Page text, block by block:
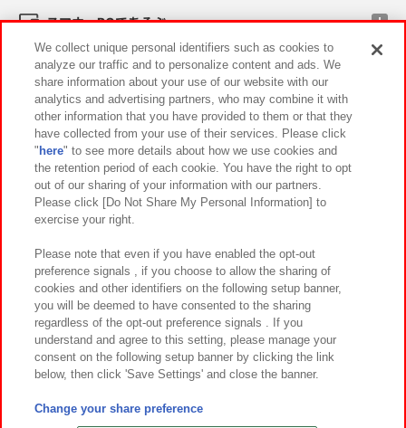
スマホ・PCであそぶ
イベント・キャンペーン
関連会社 サステナビリティ サイトポリシー
プライバシーポリシー ウェブアクセシビリティ方針と検証結果
お取引先さまとともに
カスタマーハラスメント対応方針 よくあるご質問・お問い合わせ
©Bandai Namco Amusement Inc.
©Bandai Namco Amusement Lab Inc.
We collect unique personal identifiers such as cookies to
analyze our traffic and to personalize content and ads. We
share information about your use of our website with our
analytics and advertising partners, who may combine it with
other information that you have provided to them or that they
have collected from your use of their services. Please click
" here" to see more details about how we use cookies and
the retention period of each cookie. You have the right to opt
out of our sharing of your information with our partners.
Please click [Do Not Share My Personal Information] to
exercise your right.
Please note that even if you have enabled the opt-out
preference signals , if you choose to allow the sharing of
cookies and other identifiers on the following setup banner,
you will be deemed to have consented to the sharing
regardless of the opt-out preference signals . If you
understand and agree to this setting, please manage your
consent on the following setup banner by clicking the link
below, then click 'Save Settings' and close the banner.
Change your share preference